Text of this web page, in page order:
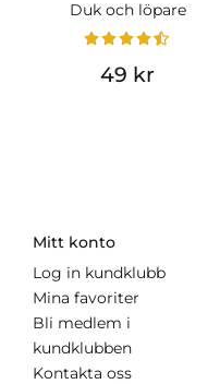
Duk och löpare
49 kr
Mitt konto
Log in kundklubb
Mina favoriter
Bli medlem i
kundklubben
Kontakta oss